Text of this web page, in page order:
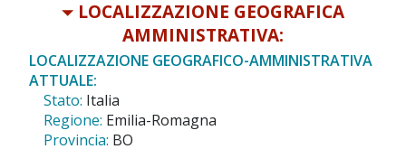
LOCALIZZAZIONE GEOGRAFICA
AMMINISTRATIVA:
LOCALIZZAZIONE GEOGRAFICO-AMMINISTRATIVA
ATTUALE:
Stato: Italia
Regione: Emilia-Romagna
Provincia: BO